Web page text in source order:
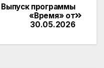
п
а
Выпуск программы
«Время» от
30.05.2026